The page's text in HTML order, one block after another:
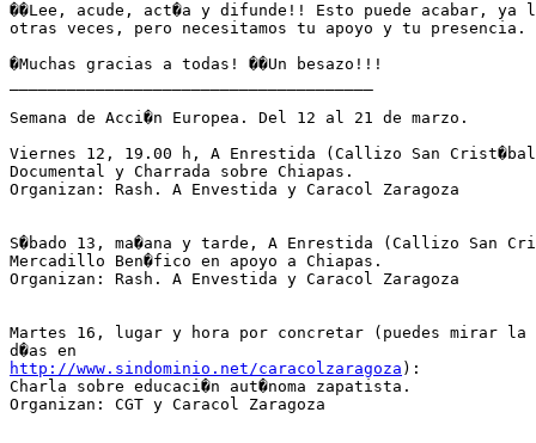
��Lee, acude, act�a y difunde!! Esto puede acabar, ya
otras veces, pero necesitamos tu apoyo y tu presencia.
�Muchas gracias a todas! ��Un besazo!!!
Semana de Acci�n Europea. Del 12 al 21 de marzo.
Viernes 12, 19.00 h, A Enrestida (Callizo San
Documental y Charrada sobre Chiapas.
Organizan: Rash. A Envestida y Caracol Zaragoza
S�bado 13, ma�ana y tarde, A Enrestida (Callizo San
Mercadillo Ben�fico en apoyo a Chiapas.
Organizan: Rash. A Envestida y Caracol Zaragoza
Martes 16, lugar y hora por concretar (puedes mirar la
http://www.sindominio.net/caracolzaragoza ):
Charla sobre educaci�n aut�noma zapatista.
Organizan: CGT y Caracol Zaragoza